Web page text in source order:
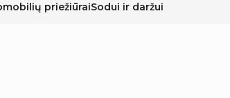
priežiūraiSodui ir daržui